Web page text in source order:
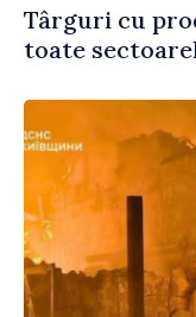
Târguri cu
toate